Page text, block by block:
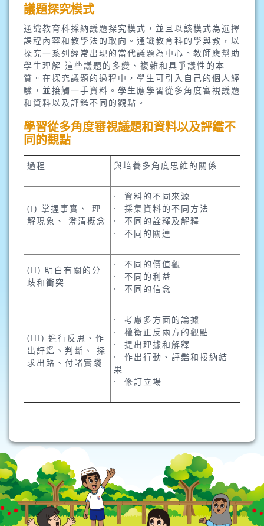
議題探究模式
通識教育科採納議題探究模式，並且以該模式為選擇
課程內容和教學法的取向。通識教育科的學與教，以
探究一系列經常出現的當代議題為中心。教師應幫助
學生理解 這些議題的多變、複雜和具爭議性的本
質。在探究議題的過程中，學生可引入自己的個人經
驗，並接觸一手資料。學生應學習從多角度審視議題
和資料以及評鑑不同的觀點。
學習從多角度審視議題和資料以及評鑑不
同的觀點
過程 與培養多角度思維的關係
(I) 掌握事實、 理
解現象、 澄清概念
· 資料的不同來源
· 採集資料的不同方法
· 不同的詮釋及解釋
· 不同的關連
(II) 明白有關的分
歧和衝突
· 不同的價值觀
· 不同的利益
· 不同的信念
(III) 進行反思、作
出評鑑、判斷、 探
求出路、付諸實踐
· 考慮多方面的論據
· 權衡正反兩方的觀點
· 提出理據和解釋
· 作出行動、評鑑和接納結
果
· 修訂立場